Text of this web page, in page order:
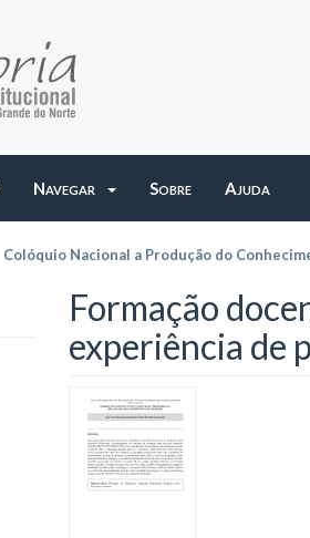
Navegar Sobre Ajuda
Colóquio Nacional a Produção do
Formação
experiência de